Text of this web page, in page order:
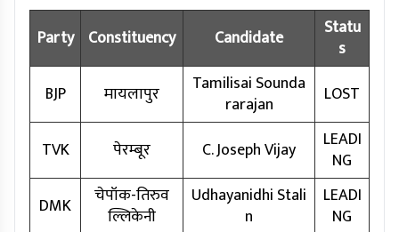
Party Constituency Candidate
Statu
s
BJP
मायलापुर
Tamilisai Sounda
rarajan
LOST
TVK पेरम्बूर C. Joseph Vijay
LEADI
NG
DMK
चेपॉक-तिरुव
ल्लिकेनी
Udhayanidhi Stali
n
LEADI
NG